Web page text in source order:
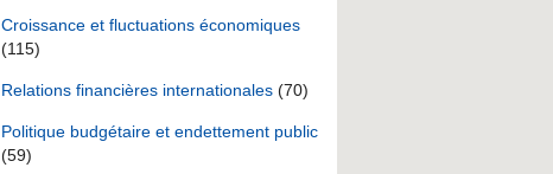
Croissance et fluctuations économiques
(115)
Relations financières internationales (70)
Politique budgétaire et endettement public
(59)